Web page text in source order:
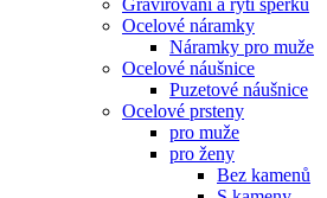
Gravírování a rytí šperků
Ocelové náramky
Náramky pro muže
Ocelové náušnice
Puzetové náušnice
Ocelové prsteny
pro muže
pro ženy
Bez kamenů